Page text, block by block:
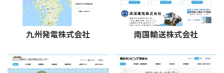
九州発電株式会社 南国輸送株式会社